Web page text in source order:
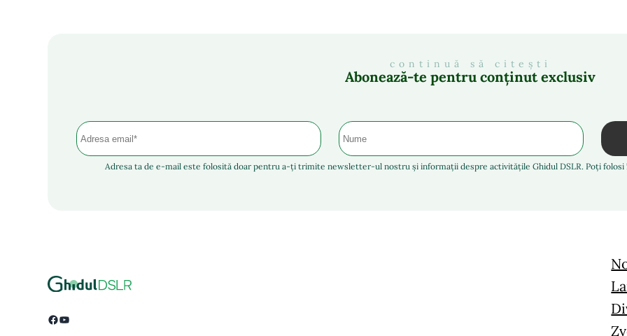
continuă să citești
Abonează-te pentru conținut exclusiv
Adresa ta de e-mail este folosită doar pentru a-ți trimite newsletter-ul nostru și informații despre activitățile Ghidul DSLR. Poți
Facebook YouTube